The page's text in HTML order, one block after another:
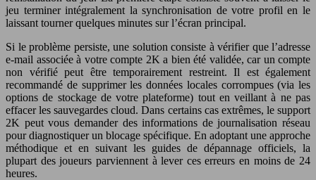
jeu terminer intégralement la synchronisation de votre profil en le
laissant tourner quelques minutes sur l’écran principal.
Si le problème persiste, une solution consiste à vérifier que l’adresse
e-mail associée à votre compte 2K a bien été validée, car un compte
non vérifié peut être temporairement restreint. Il est également
recommandé de supprimer les données locales corrompues (via les
options de stockage de votre plateforme) tout en veillant à ne pas
effacer les sauvegardes cloud. Dans certains cas extrêmes, le support
2K peut vous demander des informations de journalisation réseau
pour diagnostiquer un blocage spécifique. En adoptant une approche
méthodique et en suivant les guides de dépannage officiels, la
plupart des joueurs parviennent à lever ces erreurs en moins de 24
heures.